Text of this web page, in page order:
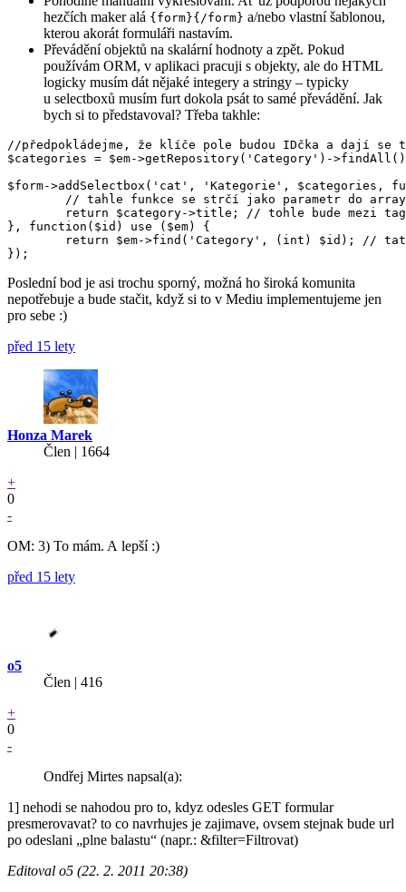
hezčích maker alá {form}{/form} a/nebo vlastní šablonou,
kterou akorát formuláři nastavím.
Převádění objektů na skalární hodnoty a zpět. Pokud
používám ORM, v aplikaci pracuji s objekty, ale do HTML
logicky musím dát nějaké integery a stringy – typicky
u selectboxů musím furt dokola psát to samé převádění. Jak
bych si to představoval? Třeba takhle:
//předpokládejme, že klíče pole budou IDčka a dají
$categories = $em->getRepository('Category')-
$form->addSelectbox('cat', 'Kategorie', $categories,
}, function($id) use ($em) {
Poslední bod je asi trochu sporný, možná ho široká komunita
nepotřebuje a bude stačit, když si to v Mediu implementujeme jen
pro sebe :)
před 15 lety
Honza Marek
Člen | 1664
+
0
-
OM: 3) To mám. A lepší :)
před 15 lety
o5
Člen | 416
+
0
-
Ondřej Mirtes napsal(a):
1] nehodi se nahodou pro to, kdyz odesles GET formular
presmerovavat? to co navrhujes je zajimave, ovsem stejnak bude url
po odeslani „plne balastu“ (napr.: &filter=Filtrovat)
Editoval o5 (22. 2. 2011 20:38)